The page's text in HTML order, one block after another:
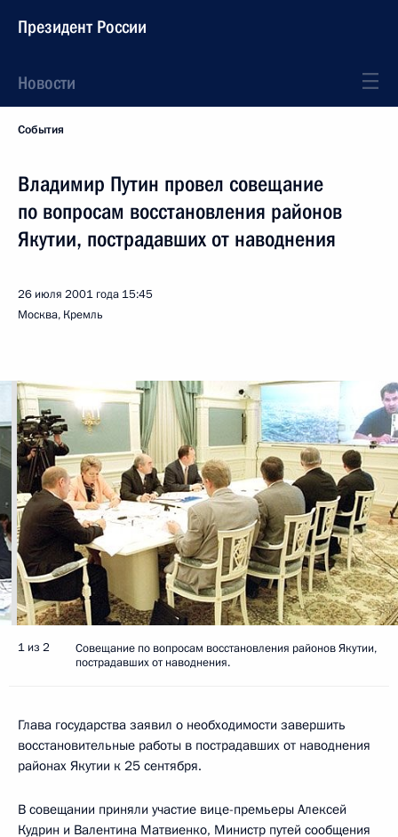
Президент России
Новости
События
Владимир Путин провел совещание
по вопросам восстановления районов
Якутии, пострадавших от наводнения
26 июля 2001 года 15:45
Москва, Кремль
1 из 2
Совещание по вопросам восстановления районов Якутии,
пострадавших от наводнения.
Глава государства заявил о необходимости завершить
восстановительные работы в пострадавших от наводнения
районах Якутии к 25 сентября.
В совещании приняли участие вице-премьеры Алексей
Кудрин и Валентина Матвиенко, Министр путей сообщения